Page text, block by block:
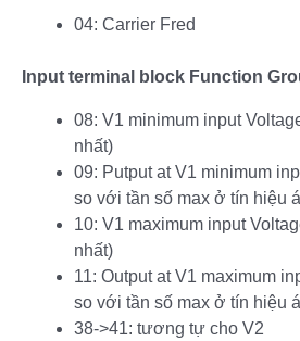
04: Carrier Fred
Input terminal block Function
08: V1 minimum input
nhất)
09: Putput at V1 minimum
so với tần số max ở tín hiệu
10: V1 maximum input
nhất)
11: Output at V1 maximum
so với tần số max ở tín hiệu
38->41: tương tự cho V2